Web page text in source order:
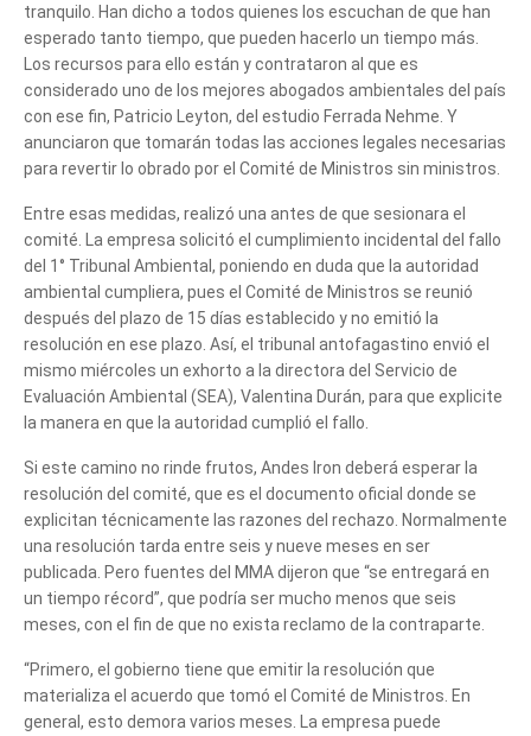
tranquilo. Han dicho a todos quienes los escuchan de que han
esperado tanto tiempo, que pueden hacerlo un tiempo más.
Los recursos para ello están y contrataron al que es
considerado uno de los mejores abogados ambientales del país
con ese fin, Patricio Leyton, del estudio Ferrada Nehme. Y
anunciaron que tomarán todas las acciones legales necesarias
para revertir lo obrado por el Comité de Ministros sin ministros.
Entre esas medidas, realizó una antes de que sesionara el
comité. La empresa solicitó el cumplimiento incidental del fallo
del 1° Tribunal Ambiental, poniendo en duda que la autoridad
ambiental cumpliera, pues el Comité de Ministros se reunió
después del plazo de 15 días establecido y no emitió la
resolución en ese plazo. Así, el tribunal antofagastino envió el
mismo miércoles un exhorto a la directora del Servicio de
Evaluación Ambiental (SEA), Valentina Durán, para que explicite
la manera en que la autoridad cumplió el fallo.
Si este camino no rinde frutos, Andes Iron deberá esperar la
resolución del comité, que es el documento oficial donde se
explicitan técnicamente las razones del rechazo. Normalmente
una resolución tarda entre seis y nueve meses en ser
publicada. Pero fuentes del MMA dijeron que “se entregará en
un tiempo récord”, que podría ser mucho menos que seis
meses, con el fin de que no exista reclamo de la contraparte.
“Primero, el gobierno tiene que emitir la resolución que
materializa el acuerdo que tomó el Comité de Ministros. En
general, esto demora varios meses. La empresa puede